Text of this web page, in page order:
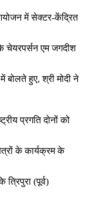
में सेक्टर-केंद्रित
चेयरपर्सन एम जगदीश
बोलते हुए, श्री मोदी ने
प्रगति दोनों को
के कार्यक्रम के
(पूर्व)